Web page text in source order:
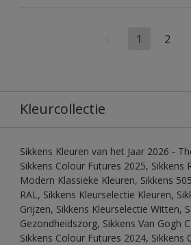
1 2
Kleurcollectie
Sikkens Kleuren van het Jaar 2026 -
Sikkens Colour Futures 2025, Sikkens
Modern Klassieke Kleuren, Sikkens
RAL, Sikkens Kleurselectie Kleuren,
Grijzen, Sikkens Kleurselectie Witten,
Gezondheidszorg, Sikkens Van Gogh
Sikkens Colour Futures 2024, Sikkens